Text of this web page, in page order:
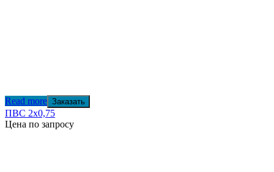
Read more Заказать
ПВС 2х0,75
Цена по запросу